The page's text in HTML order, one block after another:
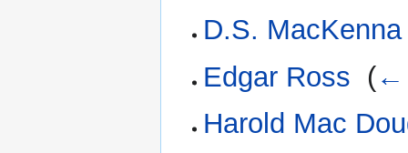
D.S. MacKenna
Edgar Ross (←
Harold Mac